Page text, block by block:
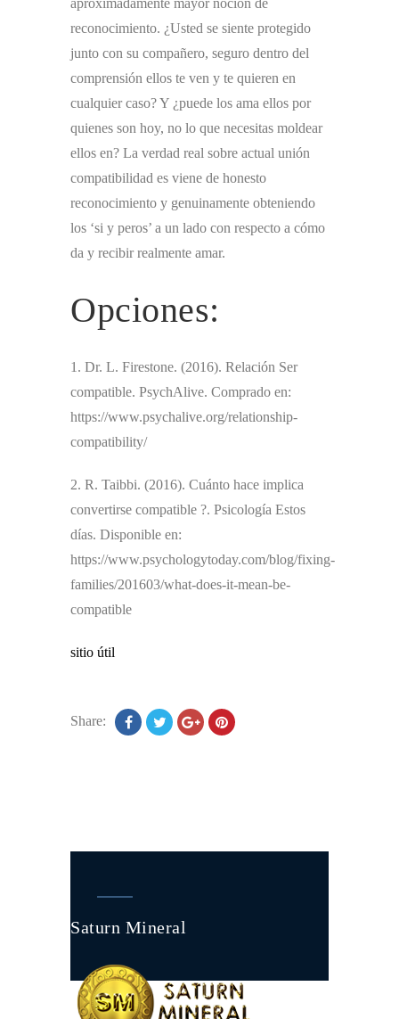
aproximadamente mayor noción de
reconocimiento. ¿Usted se siente protegido
junto con su compañero, seguro dentro del
comprensión ellos te ven y te quieren en
cualquier caso? Y ¿puede los ama ellos por
quienes son hoy, no lo que necesitas moldear
ellos en? La verdad real sobre actual unión
compatibilidad es viene de honesto
reconocimiento y genuinamente obteniendo
los ‘si y peros’ a un lado con respecto a cómo
da y recibir realmente amar.
Opciones:
1. Dr. L. Firestone. (2016). Relación Ser
compatible. PsychAlive. Comprado en:
https://www.psychalive.org/relationship-
compatibility/
2. R. Taibbi. (2016). Cuánto hace implica
convertirse compatible ?. Psicología Estos
días. Disponible en:
https://www.psychologytoday.com/blog/fixing-
families/201603/what-does-it-mean-be-
compatible
sitio útil
Share:
Saturn Mineral